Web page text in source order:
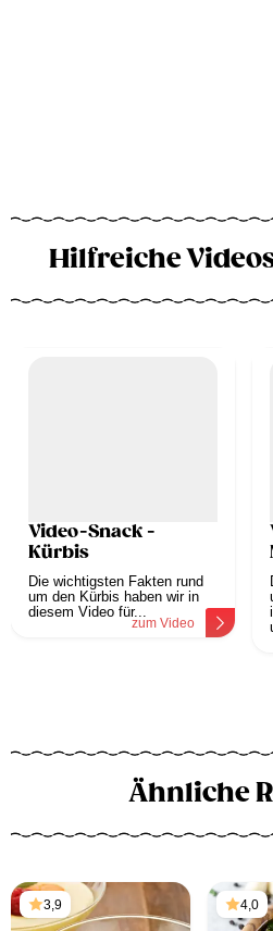
Hilfreiche
Video-Snack -
Kürbis
Die wichtigsten Fakten rund
um den Kürbis haben wir in
diesem Video für...
zum Video
Ähnliche
3,9 4,0